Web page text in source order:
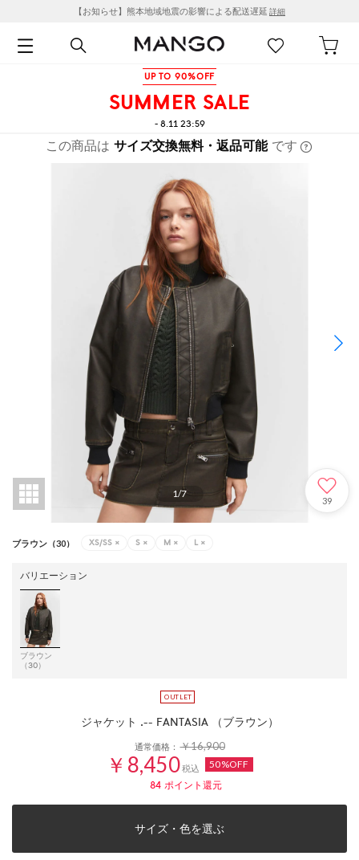
【お知らせ】熊本地域地震の影響による配送遅延 詳細
UP TO 90%OFF
SUMMER SALE
- 8.11 23:59
この商品は サイズ交換無料・返品可能 です
1/7
39
ブラウン（30） XS/SS × S × M × L ×
バリエーション
ブラウン
（30）
ジャケット .-- FANTASIA （ブラウン）
通常価格：￥16,900
￥8,450税込 50%OFF
84ポイント還元
サイズ・色を選ぶ